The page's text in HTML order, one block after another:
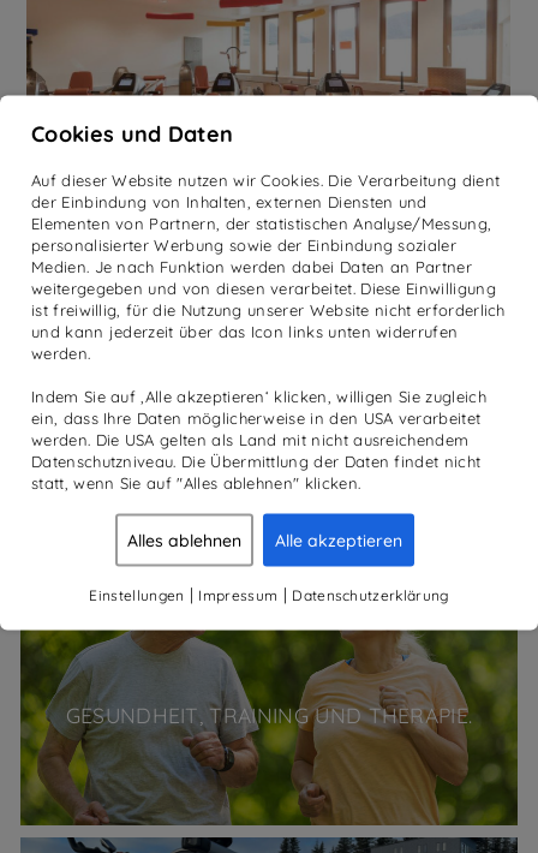
WEITERE BLOG
KATEGORIEN
Entdecken Sie noch weitere Beiträge
GESUNDHEIT, TRAINING UND THERAPIE.
Cookies und Daten
Auf dieser Website nutzen wir Cookies. Die Verarbeitung dient
der Einbindung von Inhalten, externen Diensten und
Elementen von Partnern, der statistischen Analyse/Messung,
personalisierter Werbung sowie der Einbindung sozialer
Medien. Je nach Funktion werden dabei Daten an Partner
weitergegeben und von diesen verarbeitet. Diese Einwilligung
ist freiwillig, für die Nutzung unserer Website nicht erforderlich
und kann jederzeit über das Icon links unten widerrufen
werden.
Indem Sie auf ‚Alle akzeptieren‘ klicken, willigen Sie zugleich
ein, dass Ihre Daten möglicherweise in den USA verarbeitet
werden. Die USA gelten als Land mit nicht ausreichendem
Datenschutzniveau. Die Übermittlung der Daten findet nicht
statt, wenn Sie auf "Alles ablehnen" klicken.
Alles ablehnen Alle akzeptieren
Einstellungen | Impressum | Datenschutzerklärung